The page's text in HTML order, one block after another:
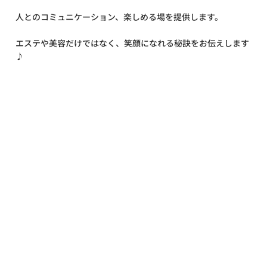
人とのコミュニケーション、楽しめる場を提供します。
エステや美容だけではなく、笑顔になれる秘訣をお伝えします
♪